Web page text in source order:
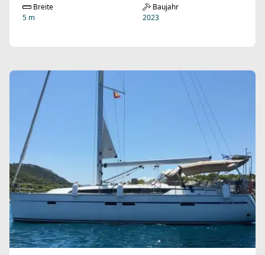
Breite
5 m
Baujahr
2023